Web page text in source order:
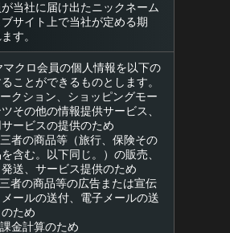
当社に届け出たニックネーム
サイト上で当社が定める期
す。
クロ会員の個人情報を以下の
ことができるものとします。
クション、ショッピングモー
その他の情報提供サービス、
ービスの提供のため
者の商品等（旅行、保険その
含む。以下同じ。）の販売、
送、サービス提供のため
者の商品等の広告または宣伝
メールの送付、電子メールの送
ため
金計算のため